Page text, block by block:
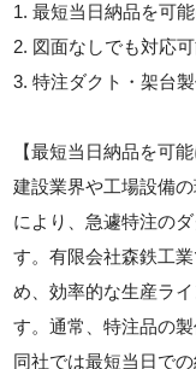
1. 最短当日納品を可
2. 図面なしでも対応
3. 特注ダクト・架台
【最短当日納品を可
建設業界や工場設備
により、急遽特注の
す。有限会社森鉄工
め、効率的な生産ラ
す。通常、特注品の
同社では最短当日で